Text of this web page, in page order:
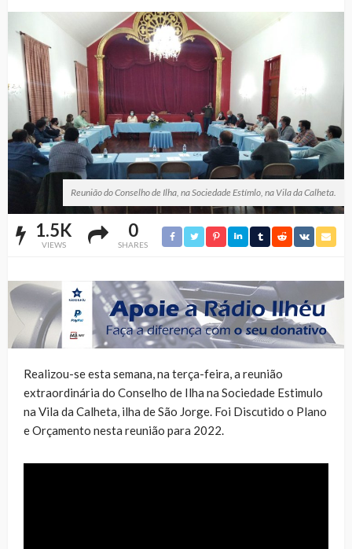
Reunião do Conselho de Ilha, na Sociedade Estímlo, na Vila da Calheta.
1.5K
VIEWS
0
SHARES
Realizou-se esta semana, na terça-feira, a reunião
extraordinária do Conselho de Ilha na Sociedade Estimulo
na Vila da Calheta, ilha de São Jorge. Foi Discutido o Plano
e Orçamento nesta reunião para 2022.